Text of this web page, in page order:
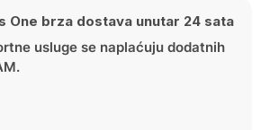
One brza dostava unutar 24 sata
usluge se naplaćuju dodatnih